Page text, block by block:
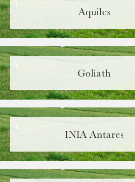
Aquiles
Goliath
INIA Antares